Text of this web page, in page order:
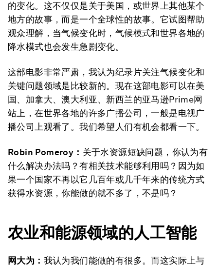
的变化。这不仅仅是关于美国，或世界上其他某个
地方的故事，而是一个全球性的故事。它试图帮助
观众理解，当气候变化时，气候模式和世界各地的
降水模式也会发生急剧变化。
这部电影非常严肃，我认为纪录片关注气候变化和
关键问题领域是比较新的。现在这部电影可以在美
国、加拿大、澳大利亚、新西兰的亚马逊Prime网
站上，在世界各地的许多广播公司，一般是电视广
播公司上观看了。我们希望人们有机会都看一下。
Robin Pomeroy ： 关于水资源短缺问题，你认为有
什么解决办法吗？有相关技术能够利用吗？因为如
果一个国家不再以它几百年或几千年来的传统方式
获得水资源，你能做的就不多了，不是吗？
农业和能源领域的人工智能
网大为： 我认为我们能做的有很多。而这实际上与